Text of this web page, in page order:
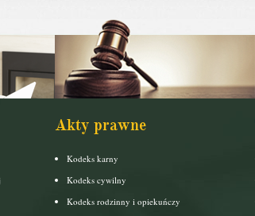
Akty prawne
Kodeks karny
Kodeks cywilny
Kodeks rodzinny i opiekuńczy